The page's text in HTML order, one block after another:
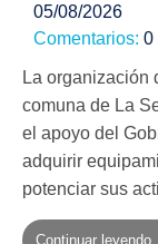
05/08/2026
Comentarios: 0
La organización
comuna de La
el apoyo del
adquirir
potenciar sus
Continuar leyendo